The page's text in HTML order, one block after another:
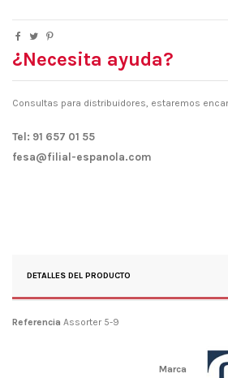
¿Necesita ayuda?
Consultas para distribuidores, estaremos
Tel: 91 657 01 55
fesa@filial-espanola.com
DETALLES DEL PRODUCTO
Marca
Referencia Assorter 5-9